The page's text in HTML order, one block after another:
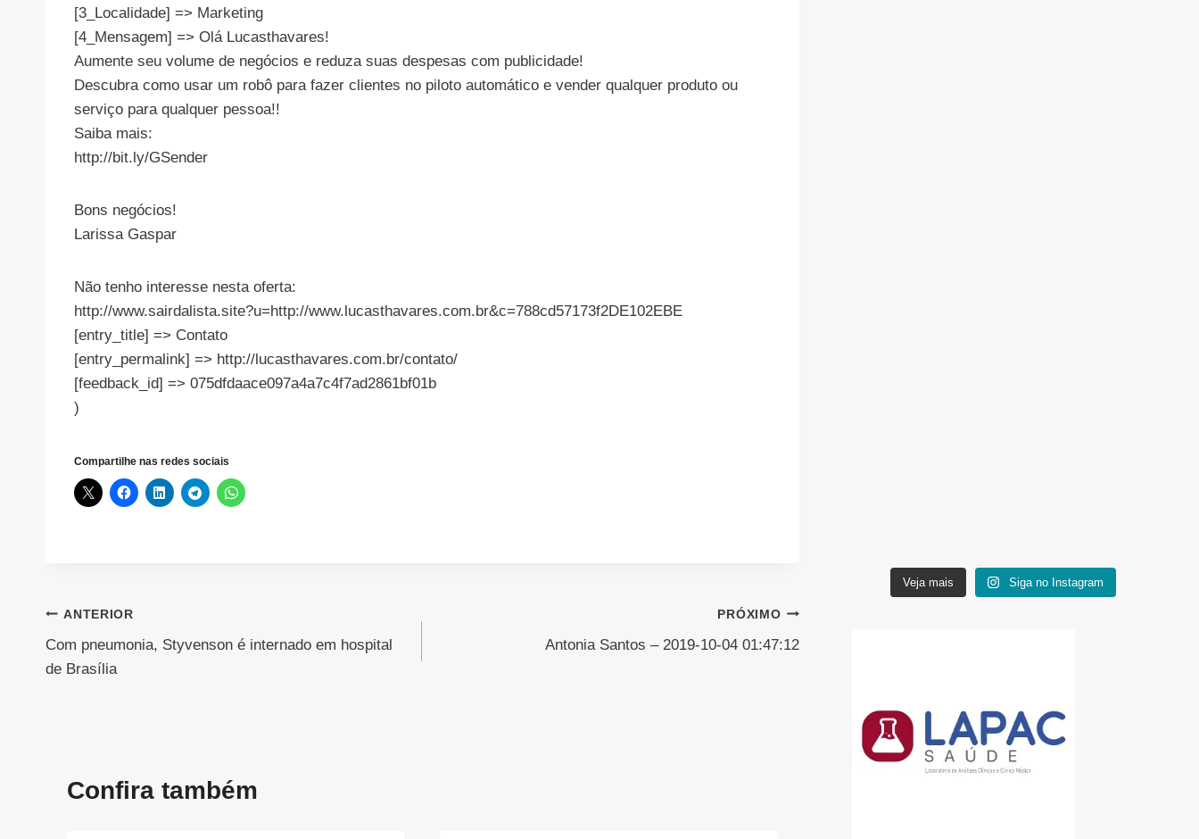
[3_Localidade] => Marketing
[4_Mensagem] => Olá Lucasthavares!
Aumente seu volume de negócios e reduza suas despesas com publicidade!
Descubra como usar um robô para fazer clientes no piloto automático e vender qualquer produto ou
serviço para qualquer pessoa!!
Saiba mais:
http://bit.ly/GSender
Bons negócios!
Larissa Gaspar
Não tenho interesse nesta oferta:
http://www.sairdalista.site?u=http://www.lucasthavares.com.br&c=788cd57173f2DE102EBE
[entry_title] => Contato
[entry_permalink] => http://lucasthavares.com.br/contato/
[feedback_id] => 075dfdaace097a4a7c4f7ad2861bf01b
)
Compartilhe nas redes sociais
Navegação
de
ANTERIOR
Com pneumonia, Styvenson é internado em hospital
de Brasília
PRÓXIMO
Antonia Santos – 2019-10-04 01:47:12
Confira também
Veja mais Siga no Instagram